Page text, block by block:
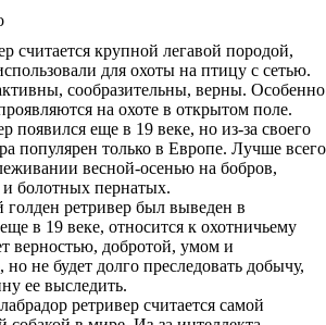
считается крупной легавой породой,
для охоты на птицу с сетью.
сообразительны, верны. Особенно
на охоте в открытом поле.
появился еще в 19 веке, но из-за своего
популярен только в Европе. Лучше всего
весной-осенью на бобров,
болотных пернатых.
ретривер был выведен в
в 19 веке, относится к охотничьему
верностью, добротой, умом и
не будет долго преследовать добычу,
ее выследить.
ретривер считается самой